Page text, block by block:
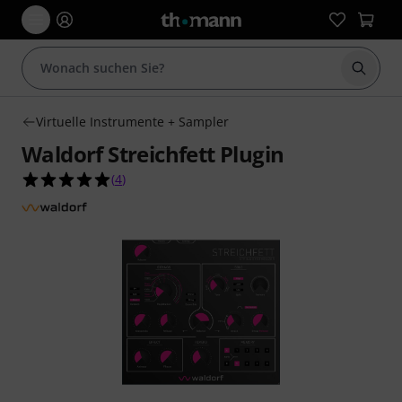
Suche
Virtuelle Instrumente + Sampler
Waldorf Streichfett Plugin
5.0 von 5 Sternen aus 4 Kundenbewertungen
(4)